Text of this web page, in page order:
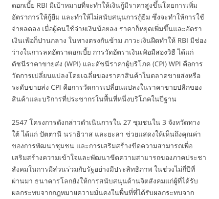
ดอกเบี้ย RBI มีเป้าหมายที่จะทำให้เงินกู้มีราคาสูงขึ้นโดยการเพิ่ม
อัตราการให้กู้ยืม และทำให้ไม่สนับสนุนการกู้ยืม ซึ่งจะทำให้การใช้
จ่ายลดลง เมื่อผู้คนใช้จ่ายเงินน้อยลง ราคาก็หยุดเพิ่มขึ้นและอัตรา
เงินเฟ้อก็ปานกลาง ในทางตรงกันข้าม ภาวะเงินฝืดทำให้ RBI มีช่อง
ว่างในการลดอัตราดอกเบี้ย การวัดอัตราเงินเฟ้อมีสองวิธี ได้แก่
ดัชนีราคาขายส่ง (WPI) และดัชนีราคาผู้บริโภค (CPI) WPI คือการ
วัดการเปลี่ยนแปลงโดยเฉลี่ยของราคาสินค้าในตลาดขายส่งหรือ
ระดับขายส่ง CPI คือการวัดการเปลี่ยนแปลงในราคาขายปลีกของ
สินค้าและบริการที่ประชากรในพื้นที่หนึ่งบริโภคในปีฐาน
2547 โครงการดังกล่าวดำเนินการใน 27 ชุมชนใน 3 จังหวัดทาง
ใต้ ได้แก่ ปัตตานี นราธิวาส และยะลา ช่วยแสดงให้เห็นถึงคุณค่า
ของการพัฒนาชุมชน และการเสริมสร้างขีดความสามารถเพื่อ
เสริมสร้างความเข้าใจและพัฒนาขีดความสามารถของภาคประชา
สังคมในการมีส่วนร่วมกับรัฐอย่างมีประสิทธิภาพ ในช่วงไม่กี่ปีที่
ผ่านมา ธนาคารโลกยังให้การสนับสนุนด้านจิตสังคมแก่ผู้ที่ได้รับ
ผลกระทบจากกฎหมายความมั่นคงในพื้นที่ที่ได้รับผลกระทบจาก